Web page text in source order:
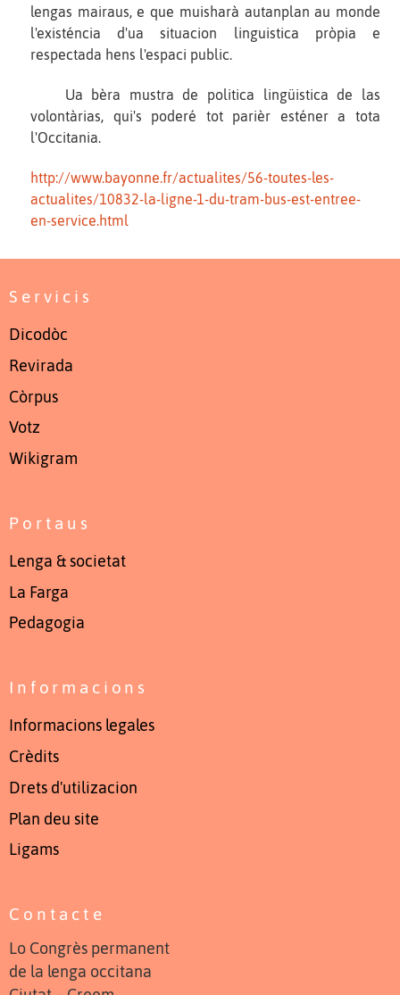
lengas mairaus, e que muisharà autanplan au monde
l'existéncia d'ua situacion linguistica pròpia e
respectada hens l'espaci public.
Ua bèra mustra de politica lingüistica de las
volontàrias, qui's poderé tot parièr esténer a tota
l'Occitania.
http://www.bayonne.fr/actualites/56-toutes-les-
actualites/10832-la-ligne-1-du-tram-bus-est-entree-
en-service.html
Servicis
Dicodòc
Revirada
Còrpus
Votz
Wikigram
Portaus
Lenga & societat
La Farga
Pedagogia
Informacions
Informacions legales
Crèdits
Drets d'utilizacion
Plan deu site
Ligams
Contacte
Lo Congrès permanent
de la lenga occitana